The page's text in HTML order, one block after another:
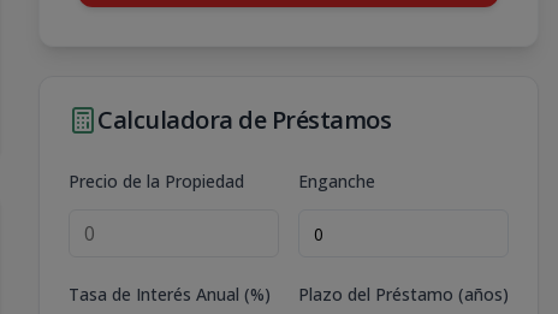
Calculadora de Préstamos
Precio de la Propiedad Enganche
Tasa de Interés Anual (%) Plazo del Préstamo (años)